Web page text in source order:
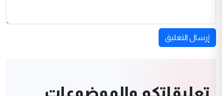
إرسال التعليق